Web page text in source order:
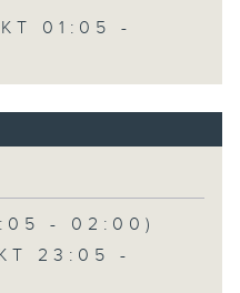
01:05 -
- 02:00)
23:05 -